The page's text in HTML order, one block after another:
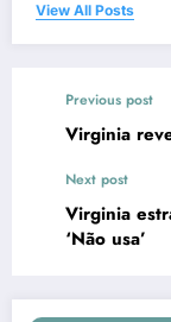
View All Posts
Previous post
Virginia
Next post
Virginia
‘Não usa’